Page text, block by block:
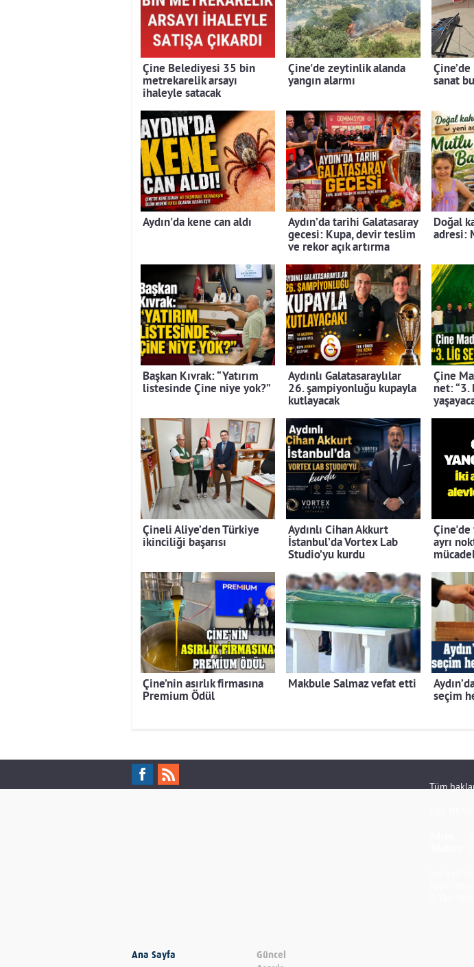
Çine Belediyesi 35 bin
metrekarelik arsayı
ihaleyle satacak
Çine'de zeytinlik alanda
yangın alarmı
sanat
Aydın'da kene can aldı
Aydın’da tarihi Galatasaray
gecesi: Kupa, devir teslim
ve rekor açık artırma
Doğal
adresi:
Başkan Kıvrak: “Yatırım
listesinde Çine niye yok?”
Aydınlı Galatasaraylılar
26. şampiyonluğu kupayla
kutlayacak
Çine
net: “3.
Çineli Aliye’den Türkiye
ikinciliği başarısı
Aydınlı Cihan Akkurt
İstanbul’da Vortex Lab
Studio’yu kurdu
Çine'de
ayrı
Çine’nin asırlık firmasına
Premium Ödül
Makbule Salmaz vefat etti
seçim
Tüm
Ana Sayfa
Güncel